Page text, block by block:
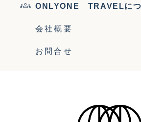
ONLYONE TRAVELにつ
会社概要
お問合せ